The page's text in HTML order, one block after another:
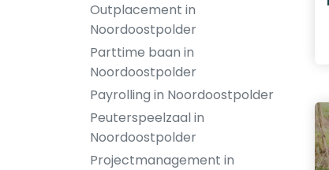
Outplacement in
Noordoostpolder
Parttime baan in
Noordoostpolder
Payrolling in Noordoostpolder
Peuterspeelzaal in
Noordoostpolder
Projectmanagement in